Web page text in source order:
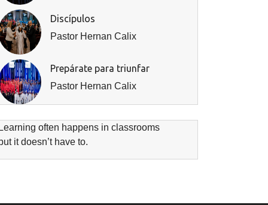
Discípulos
Pastor Hernan Calix
Prepárate para triunfar
Pastor Hernan Calix
often happens in classrooms
it doesn’t have to.